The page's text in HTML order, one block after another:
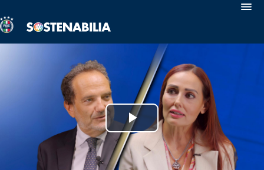
Sostenabilia
Safeguarding
Uguaglianza
Tutte
Play
Video